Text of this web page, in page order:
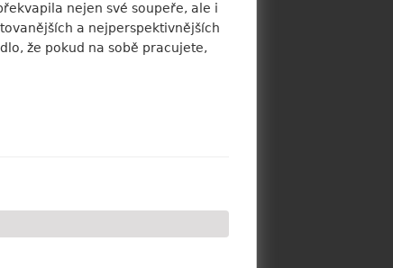
nejen své soupeře, ale i
a nejperspektivnějších
že pokud na sobě pracujete,